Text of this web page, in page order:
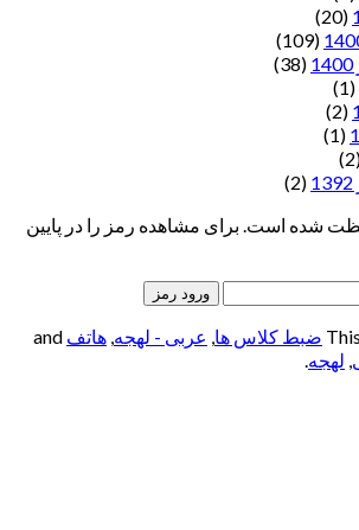
(20)
(109)
(38)
(1)
(2)
(1)
(2)
شده است. برای مشاهده رمز را در پایین
ضبط کلاس ها, عربی - لهجه, هاتف and
, لهجه.